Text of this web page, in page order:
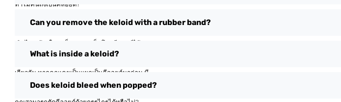
ทำไมคนถึงเป็นคีลอยด์?
คำถามที่ว่า “ทำไมผู้คนถึงเกิดแผลเป็นนูน” อย่างไร
บางกลุ่มมีแนวโน้มที่จะเกิดคีลอยด์มากกว่าคนอื่นๆ คี
เดียวกัน หากคุณเคยเป็นแผลเป็นคีลอยด์มาก่อน มี
โอกาสเป็นไปได้ที่คุณจะเป็นอีก
Can you remove the keloid with a rubber band?
What is inside a keloid?
Does keloid bleed when popped?